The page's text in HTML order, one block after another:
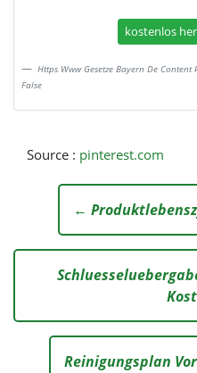
kostenlos
Https Www Gesetze Bayern De
False
Source : pinterest.com
←
Reinigungsplan